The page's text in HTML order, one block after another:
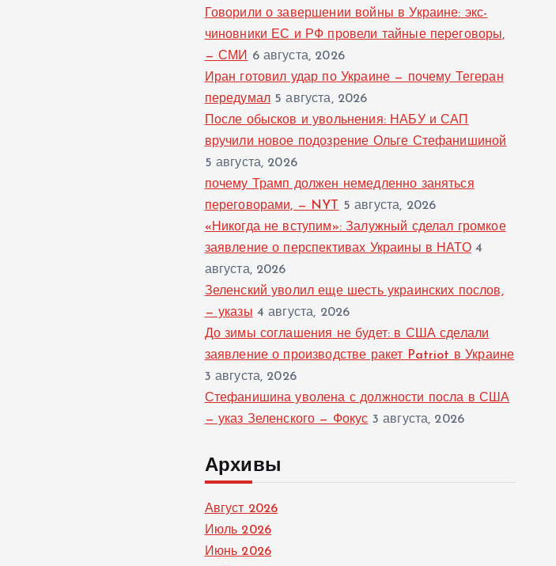
Говорили о завершении войны в Украине: экс-
чиновники ЕС и РФ провели тайные переговоры,
— СМИ 6 августа, 2026
Иран готовил удар по Украине — почему Тегеран
передумал 5 августа, 2026
После обысков и увольнения: НАБУ и САП
вручили новое подозрение Ольге Стефанишиной
5 августа, 2026
почему Трамп должен немедленно заняться
переговорами, — NYT
5 августа, 2026
«Никогда не вступим»: Залужный сделал громкое
заявление о перспективах Украины в НАТО 4
августа, 2026
Зеленский уволил еще шесть украинских послов,
— указы 4 августа, 2026
До зимы соглашения не будет: в США сделали
заявление о производстве ракет Patriot в Украине
3 августа, 2026
Стефанишина уволена с должности посла в США
— указ Зеленского — Фокус 3 августа, 2026
Архивы
Август 2026
Июль 2026
Июнь 2026